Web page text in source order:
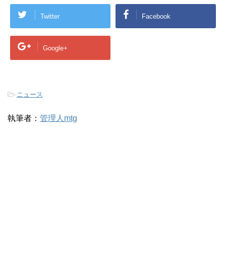
Twitter Facebook
Google+
-ニュース
執筆者： 管理人mtg